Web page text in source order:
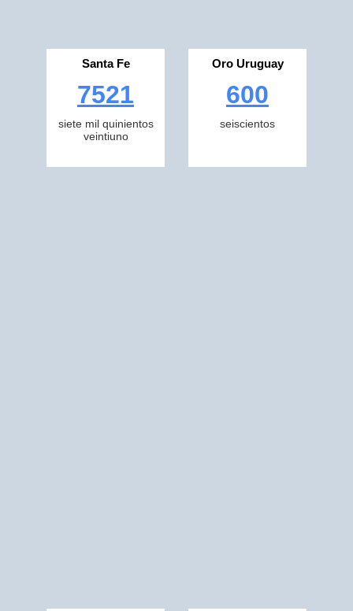
Santa Fe
7521
siete mil quinientos
veintiuno
Oro Uruguay
600
seiscientos